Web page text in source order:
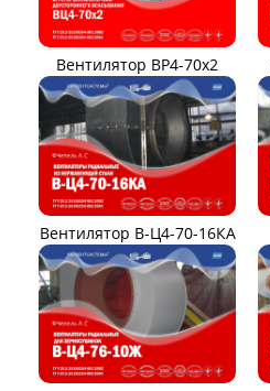
Вентилятор ВР4-70x2
Вентилятор В-Ц4-70-16КА